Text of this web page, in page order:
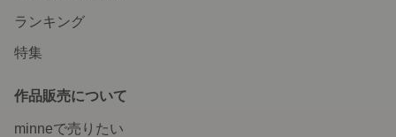
ランキング
特集
作品販売について
minneで売りたい